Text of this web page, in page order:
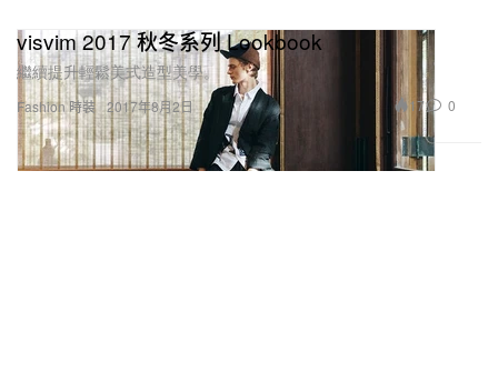
Fashion 時裝
visvim 2017 秋冬系列 Lookbook
繼續提升輕鬆美式造型美學。
2017年8月2日 17 0